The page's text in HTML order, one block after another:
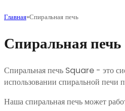
Главная Спиральная печь
Спиральная печь
Спиральная печь Square - это
использовании спиральной печи
Наша спиральная печь может